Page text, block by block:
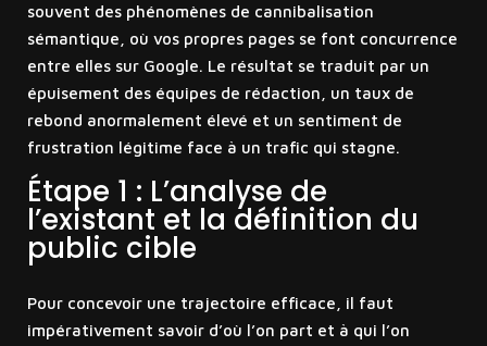
souvent des phénomènes de cannibalisation
sémantique, où vos propres pages se font concurrence
entre elles sur Google. Le résultat se traduit par un
épuisement des équipes de rédaction, un taux de
rebond anormalement élevé et un sentiment de
frustration légitime face à un trafic qui stagne.
Étape 1 : L’analyse de
l’existant et la définition du
public cible
Pour concevoir une trajectoire efficace, il faut
impérativement savoir d’où l’on part et à qui l’on